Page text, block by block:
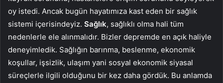
oy istedi. Ancak bugün hayatımıza kast eden bir sağlık
sistemi içerisindeyiz. Sağlık, sağlıklı olma hali tüm
nedenlerle ele alınmalıdır. Bizler depremde en açık haliyle
deneyimledik. Sağlığın barınma, beslenme, ekonomik
koşullar, işsizlik, ulaşım yani sosyal ekonomik siyasal
süreçlerle ilgili olduğunu bir kez daha gördük. Bu anlamda